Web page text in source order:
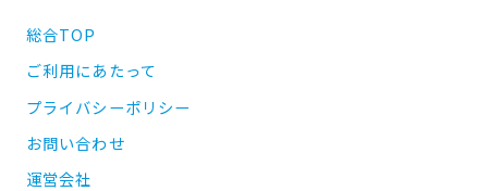
総合TOP
ご利用にあたって
プライバシーポリシー
お問い合わせ
運営会社